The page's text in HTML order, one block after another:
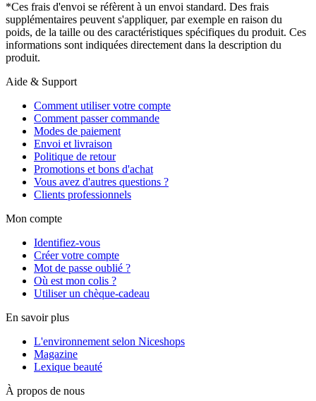
*Ces frais d'envoi se réfèrent à un envoi standard. Des frais
supplémentaires peuvent s'appliquer, par exemple en raison du
poids, de la taille ou des caractéristiques spécifiques du produit. Ces
informations sont indiquées directement dans la description du
produit.
Aide & Support
Comment utiliser votre compte
Comment passer commande
Modes de paiement
Envoi et livraison
Politique de retour
Promotions et bons d'achat
Vous avez d'autres questions ?
Clients professionnels
Mon compte
Identifiez-vous
Créer votre compte
Mot de passe oublié ?
Où est mon colis ?
Utiliser un chèque-cadeau
En savoir plus
L'environnement selon Niceshops
Magazine
Lexique beauté
À propos de nous